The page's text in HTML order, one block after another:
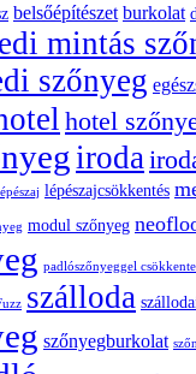
belsőépítészet burkolat
mintás
szőnyeg
hotel
iroda
lépészajcsökkentés
modul szőnyeg
padlószőnyeggel
szálloda
szőnyegburkolat